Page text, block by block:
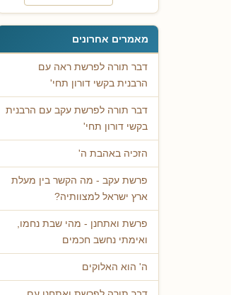
מאמרים אחרונים
דבר תורה לפרשת ראה עם
הרבנית בקשי דורון תחי'
דבר תורה לפרשת עקב עם הרבנית
בקשי דורון תחי'
הזכיה באהבת ה'
פרשת עקב - מה הקשר בין מעלת
ארץ ישראל למצוותיה?
פרשת ואתחנן - מהי שבת נחמו,
ואימתי נחשב חכמים
ה' הוא האלוקים